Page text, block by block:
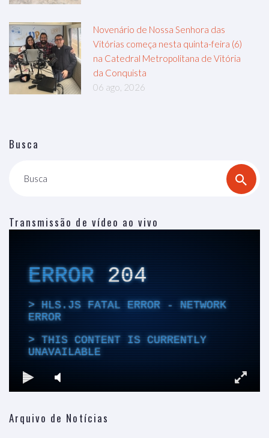
Novenário de Nossa Senhora das
Vitórias começa nesta quinta-feira (6)
na Catedral Metropolitana de Vitória
da Conquista
06 ago, 2026
Busca
Busca
Transmissão de vídeo ao vivo
Arquivo de Notícias